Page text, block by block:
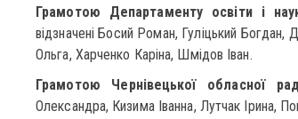
Грамотою Департаменту освіти і
відзначені Босий Роман, Гуліцький
Ольга, Харченко Каріна, Шмідов Іван.
Грамотою Чернівецької обласної
Олександра, Кизима Іванна, Лутчак Ірина,